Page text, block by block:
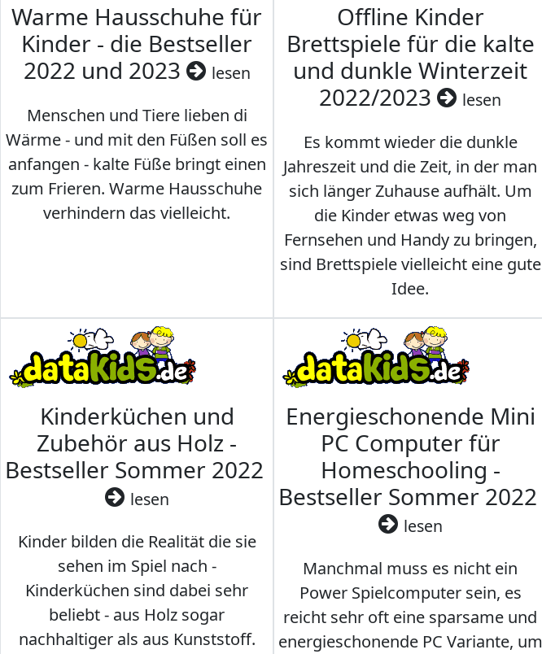
Warme Hausschuhe für
Kinder - die Bestseller
2022 und 2023
lesen
Menschen und Tiere lieben di
Wärme - und mit den Füßen soll es
anfangen - kalte Füße bringt einen
zum Frieren. Warme Hausschuhe
verhindern das vielleicht.
Offline Kinder
Brettspiele für die kalte
und dunkle Winterzeit
2022/2023
lesen
Es kommt wieder die dunkle
Jahreszeit und die Zeit, in der man
sich länger Zuhause aufhält. Um
die Kinder etwas weg von
Fernsehen und Handy zu bringen,
sind Brettspiele vielleicht eine gute
Idee.
Kinderküchen und
Zubehör aus Holz -
Bestseller Sommer 2022
lesen
Kinder bilden die Realität die sie
sehen im Spiel nach -
Kinderküchen sind dabei sehr
beliebt - aus Holz sogar
nachhaltiger als aus Kunststoff.
Energieschonende Mini
PC Computer für
Homeschooling -
Bestseller Sommer 2022
lesen
Manchmal muss es nicht ein
Power Spielcomputer sein, es
reicht sehr oft eine sparsame und
energieschonende PC Variante, um